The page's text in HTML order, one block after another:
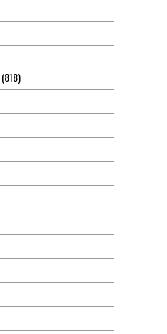
(818)